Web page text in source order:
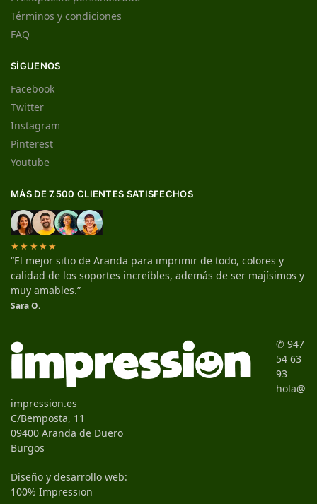
Términos y condiciones
FAQ
SÍGUENOS
Facebook
Twitter
Instagram
Pinterest
Youtube
MÁS DE 7.500 CLIENTES SATISFECHOS
★★★★★
“El mejor sitio de Aranda para imprimir de todo, colores y
calidad de los soportes increíbles, además de ser majísimos y
muy amables.”
Sara O.
✆ 947
54 63
93
hola@
impression.es
C/Bemposta, 11
09400 Aranda de Duero
Burgos
Diseño y desarrollo web:
100% Impression